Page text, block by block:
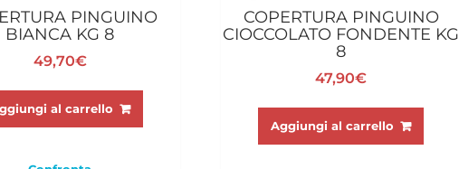
PINGUINO
BIANCA KG 8
49,70€
al carrello
COPERTURA PINGUINO
CIOCCOLATO FONDENTE KG
8
47,90€
Aggiungi al carrello